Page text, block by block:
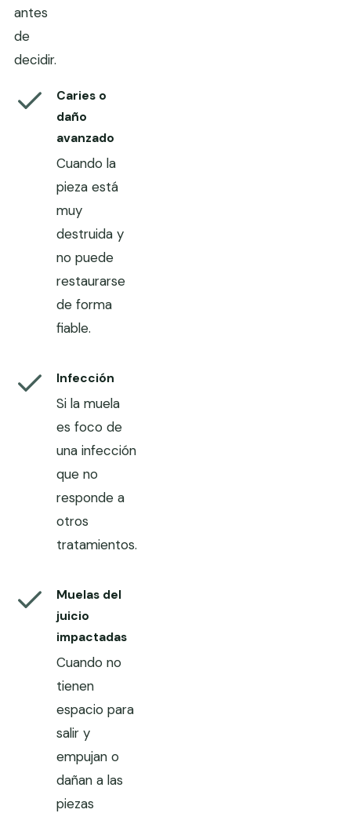
antes
de
decidir.
Caries o
daño
avanzado
Cuando la
pieza está
muy
destruida y
no puede
restaurarse
de forma
fiable.
Infección
Si la muela
es foco de
una infección
que no
responde a
otros
tratamientos.
Muelas del
juicio
impactadas
Cuando no
tienen
espacio para
salir y
empujan o
dañan a las
piezas